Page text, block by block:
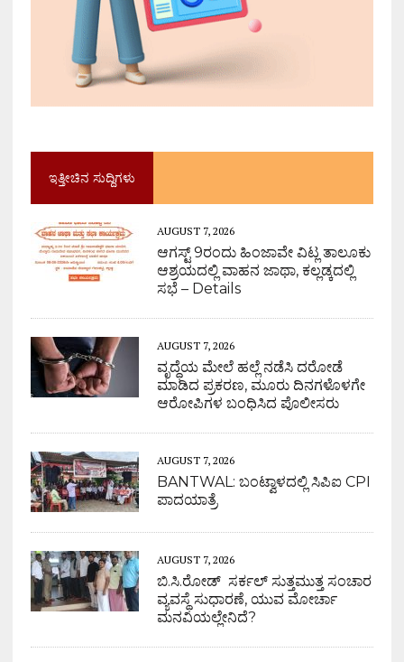
ಇತ್ತೀಚಿನ ಸುದ್ದಿಗಳು
AUGUST 7, 2026
ಆಗಸ್ಟ್ 9ರಂದು ಹಿಂಜಾವೇ ವಿಟ್ಲ ತಾಲೂಕು
ಆಶ್ರಯದಲ್ಲಿ ವಾಹನ ಜಾಥಾ, ಕಲ್ಲಡ್ಕದಲ್ಲಿ
ಸಭೆ – Details
AUGUST 7, 2026
ವೃದ್ಧೆಯ ಮೇಲೆ ಹಲ್ಲೆ ನಡೆಸಿ ದರೋಡೆ
ಮಾಡಿದ ಪ್ರಕರಣ, ಮೂರು ದಿನಗಳೊಳಗೇ
ಆರೋಪಿಗಳ ಬಂಧಿಸಿದ ಪೊಲೀಸರು
AUGUST 7, 2026
BANTWAL: ಬಂಟ್ವಾಳದಲ್ಲಿ ಸಿಪಿಐ CPI
ಪಾದಯಾತ್ರೆ
AUGUST 7, 2026
ಬಿ.ಸಿ.ರೋಡ್ ಸರ್ಕಲ್ ಸುತ್ತಮುತ್ತ ಸಂಚಾರ
ವ್ಯವಸ್ಥೆ ಸುಧಾರಣೆ, ಯುವ ಮೋರ್ಚಾ
ಮನವಿಯಲ್ಲೇನಿದೆ?